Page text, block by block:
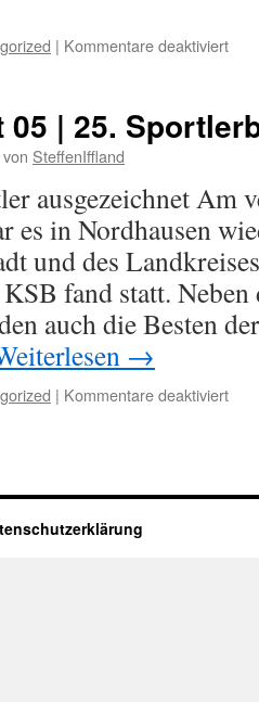
| Kommentare deaktiviertfür
05 | 25.
von SteffenIffland
ausgezeichnet Am
es in Nordhausen
und des
fand statt.
auch die Besten
→
| Kommentare deaktiviertfür
25.